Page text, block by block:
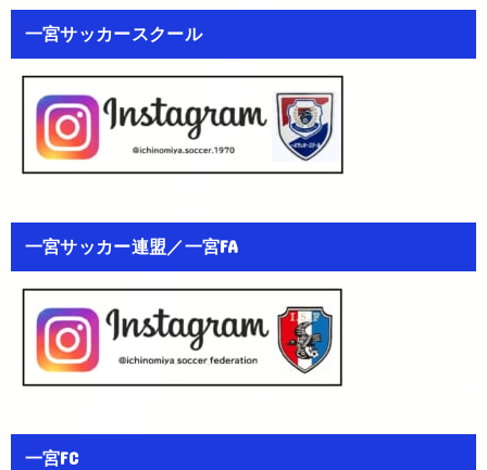
一宮サッカースクール
一宮サッカー連盟／一宮FA
一宮FC